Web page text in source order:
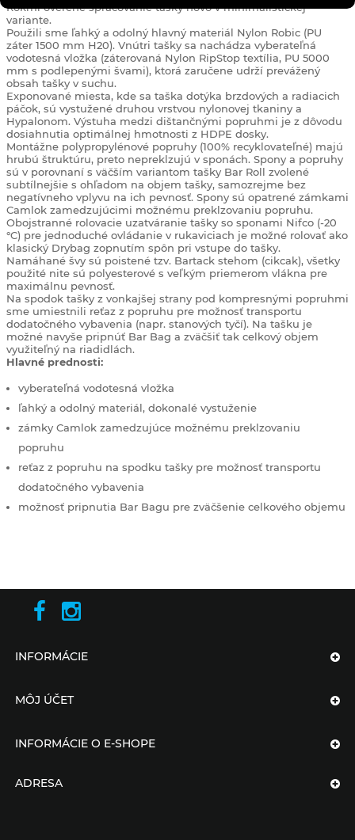
Rokmi overené spracovanie tašky novo v minimalistickej
variante.
Použili sme ľahký a odolný hlavný materiál Nylon Robic (PU
záter 1500 mm H20). Vnútri tašky sa nachádza vyberateľná
vodotesná vložka (záterovaná Nylon RipStop textília, PU 5000
mm s podlepenými švami), ktorá zaručene udrží prevážený
obsah tašky v suchu.
Exponované miesta, kde sa taška dotýka brzdových a radiacich
páčok, sú vystužené druhou vrstvou nylonovej tkaniny a
Hypalonom. Výstuha medzi dištančnými popruhmi je z dôvodu
dosiahnutia optimálnej hmotnosti z HDPE dosky.
Montážne polypropylénové popruhy (100% recyklovateľné) majú
hrubú štruktúru, preto nepreklzujú v sponách. Spony a popruhy
sú v porovnaní s väčším variantom tašky Bar Roll zvolené
subtílnejšie s ohľadom na objem tašky, samozrejme bez
negatívneho vplyvu na ich pevnosť. Spony sú opatrené zámkami
Camlok zamedzujúcimi možnému preklzovaniu popruhu.
Obojstranné rolovacie uzatváranie tašky so sponami Nifco (-20
°C) pre jednoduché ovládanie v rukaviciach je možné rolovať ako
klasický Drybag zopnutím spôn pri vstupe do tašky.
Namáhané švy sú poistené tzv. Bartack stehom (cikcak), všetky
použité nite sú polyesterové s veľkým priemerom vlákna pre
maximálnu pevnosť.
Na spodok tašky z vonkajšej strany pod kompresnými popruhmi
sme umiestnili reťaz z popruhu pre možnosť transportu
dodatočného vybavenia (napr. stanových tyčí). Na tašku je
možné navyše pripnúť Bar Bag a zväčšiť tak celkový objem
využiteľný na riadidlách.
Hlavné prednosti:
vyberateľná vodotesná vložka
ľahký a odolný materiál, dokonalé vystuženie
zámky Camlok zamedzujúce možnému preklzovaniu
popruhu
reťaz z popruhu na spodku tašky pre možnosť transportu
dodatočného vybavenia
možnosť pripnutia Bar Bagu pre zväčšenie celkového objemu
INFORMÁCIE
MÔJ ÚČET
INFORMÁCIE O E-SHOPE
ADRESA